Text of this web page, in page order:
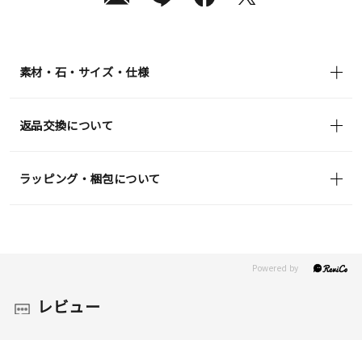
素材・石・サイズ・仕様
返品交換について
ラッピング・梱包について
レビュー